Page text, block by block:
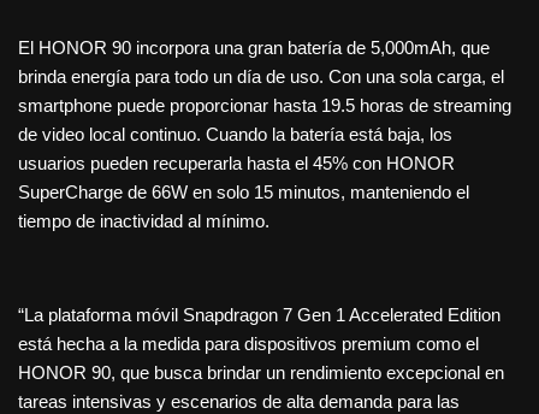
El HONOR 90 incorpora una gran batería de 5,000mAh, que
brinda energía para todo un día de uso. Con una sola carga, el
smartphone puede proporcionar hasta 19.5 horas de streaming
de video local continuo. Cuando la batería está baja, los
usuarios pueden recuperarla hasta el 45% con HONOR
SuperCharge de 66W en solo 15 minutos, manteniendo el
tiempo de inactividad al mínimo.
“La plataforma móvil Snapdragon 7 Gen 1 Accelerated Edition
está hecha a la medida para dispositivos premium como el
HONOR 90, que busca brindar un rendimiento excepcional en
tareas intensivas y escenarios de alta demanda para las